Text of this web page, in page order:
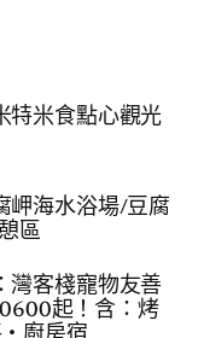
特米食點心觀光
岬海水浴場/豆腐
區
灣客棧寵物友善
起！含：烤